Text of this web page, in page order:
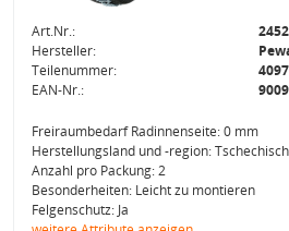
Art.Nr.:
Hersteller:
Teilenummer:
EAN-Nr.:
Freiraumbedarf Radinnenseite: 0 mm
Herstellungsland und -region:
Anzahl pro Packung: 2
Besonderheiten: Leicht zu montieren
Felgenschutz: Ja